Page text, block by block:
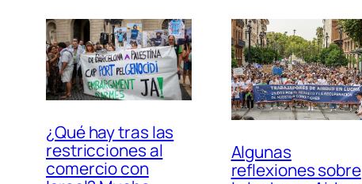
¿Qué hay tras las
restricciones al
comercio con
Algunas
reflexiones sobre